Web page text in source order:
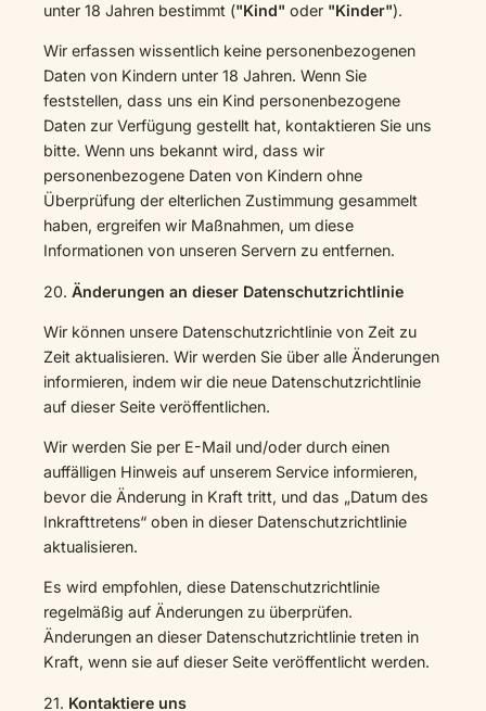
unter 18 Jahren bestimmt ("Kind" oder "Kinder").
Wir erfassen wissentlich keine personenbezogenen
Daten von Kindern unter 18 Jahren. Wenn Sie
feststellen, dass uns ein Kind personenbezogene
Daten zur Verfügung gestellt hat, kontaktieren Sie uns
bitte. Wenn uns bekannt wird, dass wir
personenbezogene Daten von Kindern ohne
Überprüfung der elterlichen Zustimmung gesammelt
haben, ergreifen wir Maßnahmen, um diese
Informationen von unseren Servern zu entfernen.
20. Änderungen an dieser Datenschutzrichtlinie
Wir können unsere Datenschutzrichtlinie von Zeit zu
Zeit aktualisieren. Wir werden Sie über alle Änderungen
informieren, indem wir die neue Datenschutzrichtlinie
auf dieser Seite veröffentlichen.
Wir werden Sie per E-Mail und/oder durch einen
auffälligen Hinweis auf unserem Service informieren,
bevor die Änderung in Kraft tritt, und das „Datum des
Inkrafttretens“ oben in dieser Datenschutzrichtlinie
aktualisieren.
Es wird empfohlen, diese Datenschutzrichtlinie
regelmäßig auf Änderungen zu überprüfen.
Änderungen an dieser Datenschutzrichtlinie treten in
Kraft, wenn sie auf dieser Seite veröffentlicht werden.
21. Kontaktiere uns